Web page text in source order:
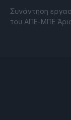
Συνάντηση
του ΑΠΕ-ΜΠΕ